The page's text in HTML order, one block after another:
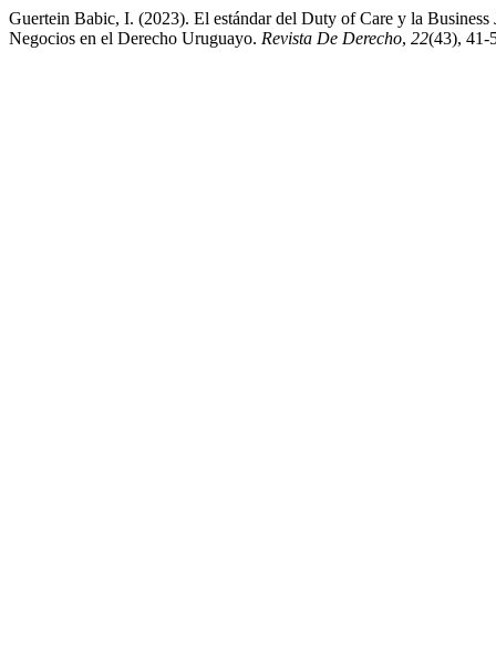
Guertein Babic, I. (2023). El estándar del Duty of Care y la
Negocios en el Derecho Uruguayo. Revista De Derecho, 22(43),